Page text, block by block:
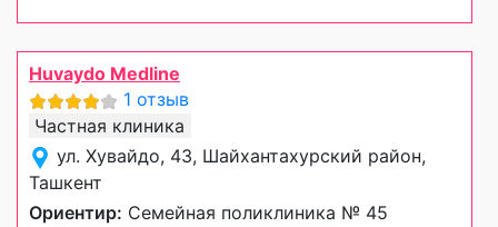
Huvaydo Medline
1 отзыв
Частная клиника
ул. Хувайдо, 43, Шайхантахурский район,
Ташкент
Ориентир: Семейная поликлиника № 45